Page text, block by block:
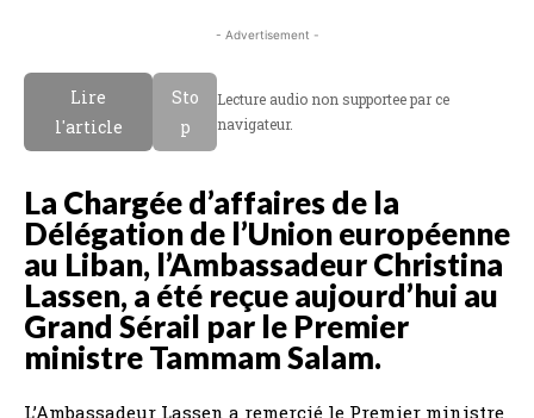
- Advertisement -
Lire
l'article
Sto
p
Lecture audio non supportee par ce
navigateur.
La Chargée d’affaires de la
Délégation de l’Union européenne
au Liban, l’Ambassadeur Christina
Lassen, a été reçue aujourd’hui au
Grand Sérail par le Premier
ministre Tammam Salam.
L’Ambassadeur Lassen a remercié le Premier ministre